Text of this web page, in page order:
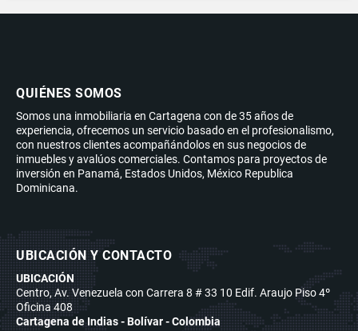
QUIÉNES SOMOS
Somos una inmobiliaria en Cartagena con de 35 años de
experiencia, ofrecemos un servicio basado en el profesionalismo,
con nuestros clientes acompañándolos en sus negocios de
inmuebles y avalúos comerciales. Contamos para proyectos de
inversión en Panamá, Estados Unidos, México Republica
Dominicana.
UBICACIÓN Y CONTACTO
UBICACIÓN
Centro, Av. Venezuela con Carrera 8 # 33 10 Edif. Araujo Piso 4º
Oficina 408
Cartagena de Indias - Bolívar - Colombia